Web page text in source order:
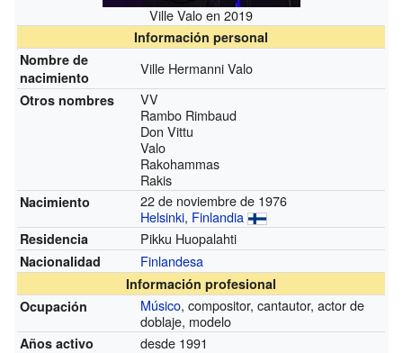
Ville Valo en 2019
Información personal
Nombre de
nacimiento
Ville Hermanni Valo
Otros nombres
VV
Rambo Rimbaud
Don Vittu
Valo
Rakohammas
Rakis
Nacimiento
22 de noviembre de 1976
Helsinki, Finlandia
Residencia Pikku Huopalahti
Nacionalidad Finlandesa
Información profesional
Ocupación
Músico, compositor, cantautor, actor de
doblaje, modelo
Años activo desde 1991